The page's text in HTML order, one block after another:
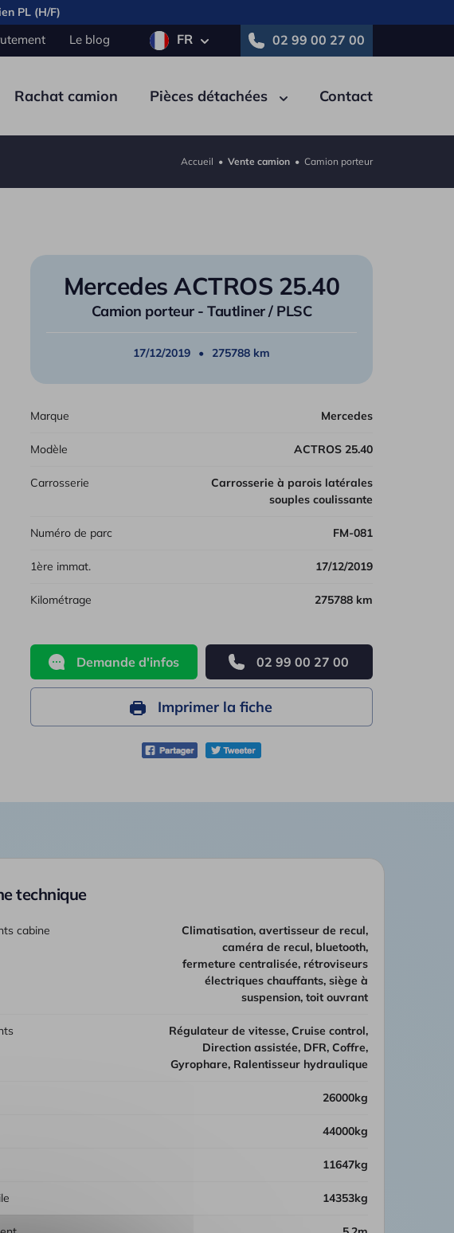
PL (H/F)
Le blog FR 02 99 00 27 00
Benne
Citerne
Fourgon
Polybenne
Porte-engins
Tautliner / PLSC
Nacelle
Rachat camion Pièces détachées Contact
Accueil • Vente camion • Camion porteur
Mercedes ACTROS 25.40
Camion porteur - Tautliner / PLSC
17/12/2019 275788 km
Marque Mercedes
Modèle ACTROS 25.40
Carrosserie
Carrosserie à parois latérales
souples coulissante
Numéro de parc FM-081
1ère immat. 17/12/2019
Kilométrage 275788 km
Demande d'infos 02 99 00 27 00
Imprimer la fiche
technique
cabine
climatisation, avertisseur de recul,
caméra de recul, bluetooth,
fermeture centralisée, rétroviseurs
électriques chauffants, siège à
suspension, toit ouvrant
Régulateur de vitesse, Cruise control,
Direction assistée, DFR, Coffre,
Gyrophare, Ralentisseur hydraulique
26000kg
44000kg
11647kg
14353kg